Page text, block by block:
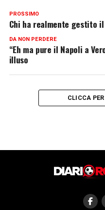
PROSSIMO
Chi ha realmente gestito
DA NON PERDERE
“Eh ma pure il Napoli a
illuso
CLICCA